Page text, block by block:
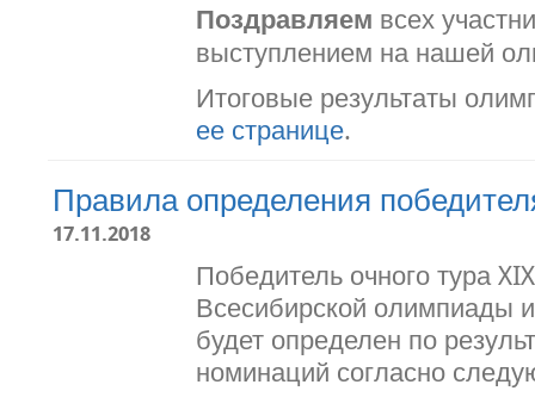
Поздравляем всех
выступлением на нашей
Итоговые результаты
ее странице.
Правила определения
17.11.2018
Победитель очного тура
Всесибирской олимпиады
будет определен по
номинаций согласно